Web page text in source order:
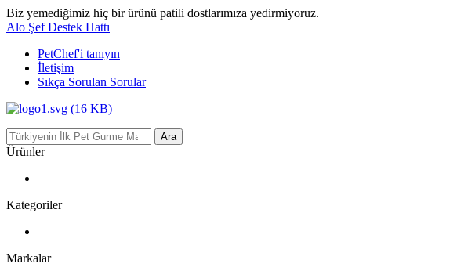
Biz yemediğimiz hiç bir ürünü patili dostlarımıza yedirmiyoruz.
Alo Şef Destek Hattı
PetChef'i tanıyın
İletişim
Sıkça Sorulan Sorular
Ara
Ürünler
Kategoriler
Markalar